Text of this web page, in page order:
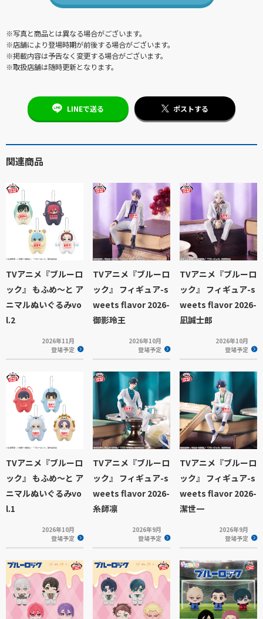
※写真と商品とは異なる場合がございます。
※店舗により登場時期が前後する場合がございます。
※掲載内容は予告なく変更する場合がございます。
※取扱店舗は随時更新となります。
LINEで送る ポストする
関連商品
TVアニメ『ブルーロ
ック』 もふめ～と ア
ニマルぬいぐるみvo
l.2
2026年11月
登場予定
TVアニメ『ブルーロ
ック』 フィギュア-s
weets flavor 2026-
御影玲王
2026年10月
登場予定
TVアニメ『ブルーロ
ック』 フィギュア-s
weets flavor 2026-
凪誠士郎
2026年10月
登場予定
TVアニメ『ブルーロ
ック』 もふめ～と ア
ニマルぬいぐるみvo
l.1
2026年10月
登場予定
TVアニメ『ブルーロ
ック』 フィギュア-s
weets flavor 2026-
糸師凛
2026年9月
登場予定
TVアニメ『ブルーロ
ック』 フィギュア-s
weets flavor 2026-
潔世一
2026年9月
登場予定